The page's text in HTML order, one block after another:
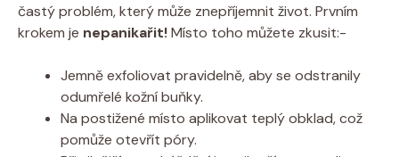
častý problém, který může znepříjemnit život. Prvním
krokem je nepanikařit!Místo toho můžete zkusit:-
Jemně exfoliovat pravidelně, aby se odstranily
odumřelé kožní buňky.
Na postižené místo aplikovat teplý obklad, což
pomůže otevřít póry.